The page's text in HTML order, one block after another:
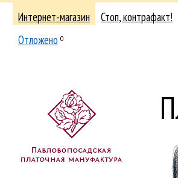
Интернет-магазин Стоп, контрафакт!
Отложено 0